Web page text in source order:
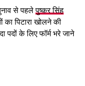
से पहलेपुष्कर सिंह
का पिटारा खोलने की
पदों के लिए फॉर्म भरे जाने